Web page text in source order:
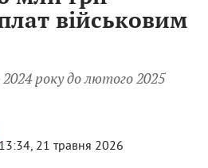
ФотоОсвітаНерухомість
тварини
військовим
року до лютого 2025
13:34, 21 травня 2026